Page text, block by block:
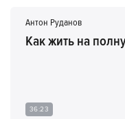
Антон Руданов
Как жить на
36:23